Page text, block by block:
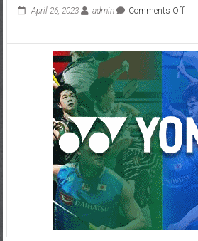
April 26, 2023 admin Comments Off